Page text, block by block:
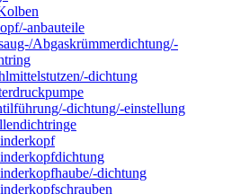
anbauteile
Abgaskrümmerdichtung/-
dichtung
dichtung/-einstellung
dichtung